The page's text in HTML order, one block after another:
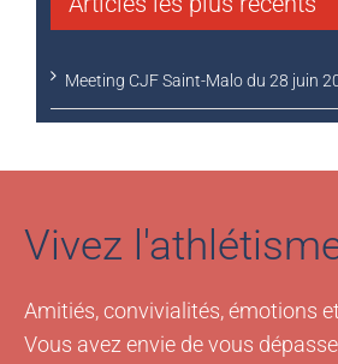
Meeting CJF Saint-Malo du 28 juin
Vivez
Amitiés, convivialités, émotions
Vous avez envie de vous